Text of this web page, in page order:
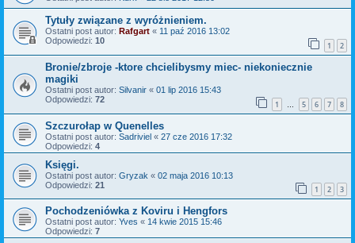
Tytuły związane z wyróżnieniem.
Ostatni post autor: Rafgart « 11 paź 2016 13:02
Odpowiedzi: 10 1 2
Bronie/zbroje -ktore chcielibysmy miec- niekoniecznie
magiki
Ostatni post autor: Silvanir « 01 lip 2016 15:43
Odpowiedzi: 72 1 … 5 6 7 8
Szczurołap w Quenelles
Ostatni post autor: Sadriviel « 27 cze 2016 17:32
Odpowiedzi: 4
Księgi.
Ostatni post autor: Gryzak « 02 maja 2016 10:13
Odpowiedzi: 21 1 2 3
Pochodzeniówka z Koviru i Hengfors
Ostatni post autor: Yves « 14 kwie 2015 15:46
Odpowiedzi: 7